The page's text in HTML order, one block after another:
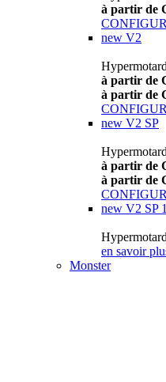
à partir de
new V2
à partir de
à partir de
new V2 SP
à partir de
à partir de
new V2 SP
en savoir
Monster